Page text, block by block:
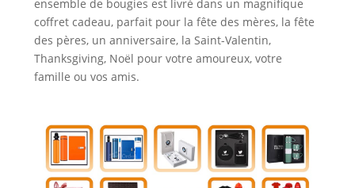
ensemble de bougies est livré dans un magnifique
coffret cadeau, parfait pour la fête des mères, la fête
des pères, un anniversaire, la Saint-Valentin,
Thanksgiving, Noël pour votre amoureux, votre
famille ou vos amis.